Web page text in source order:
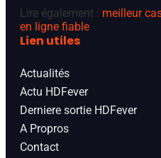
Lire également : meilleur
en ligne fiable
Lien utiles
Actualités
Actu HDFever
Derniere sortie HDFever
A Propros
Contact